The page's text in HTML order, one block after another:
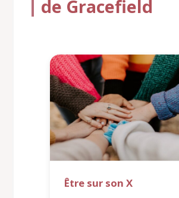
de Gracefield
Être sur son X